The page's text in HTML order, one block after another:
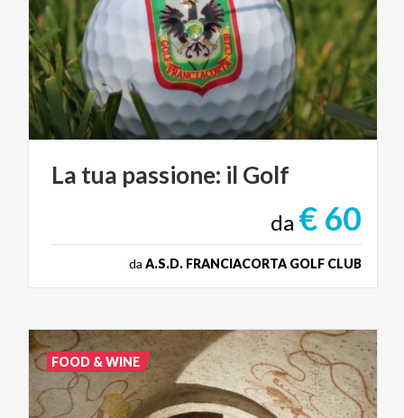
La tua passione: il Golf
da € 60
da A.S.D. FRANCIACORTA GOLF CLUB
FOOD & WINE